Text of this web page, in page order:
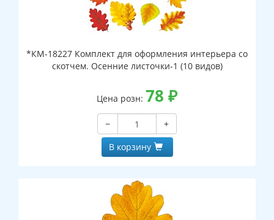
*КМ-18227 Комплект для оформления интерьера со
скотчем. Осенние листочки-1 (10 видов)
Цена розн: 78 ₽
−
+
В корзину